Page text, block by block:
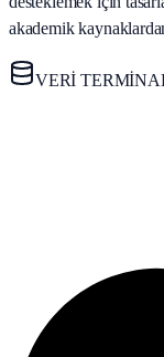
akademik
VERİ